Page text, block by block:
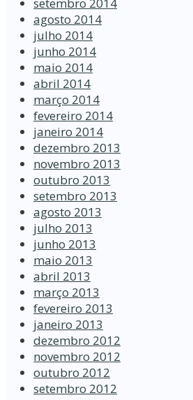
agosto 2014
julho 2014
junho 2014
maio 2014
abril 2014
março 2014
fevereiro 2014
janeiro 2014
dezembro 2013
novembro 2013
outubro 2013
setembro 2013
agosto 2013
julho 2013
junho 2013
maio 2013
abril 2013
março 2013
fevereiro 2013
janeiro 2013
dezembro 2012
novembro 2012
outubro 2012
setembro 2012